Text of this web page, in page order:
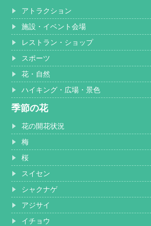
アトラクション
施設・イベント会場
レストラン・ショップ
スポーツ
花・自然
ハイキング・広場・景色
季節の花
花の開花状況
梅
桜
スイセン
シャクナゲ
アジサイ
イチョウ